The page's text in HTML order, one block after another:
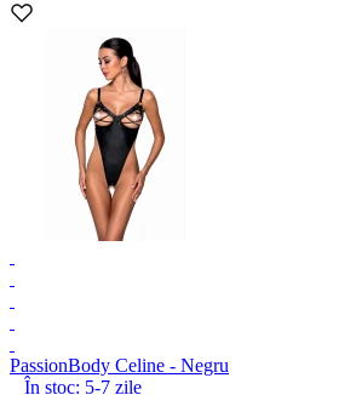
PassionBody Celine - Negru
În stoc: 5-7 zile